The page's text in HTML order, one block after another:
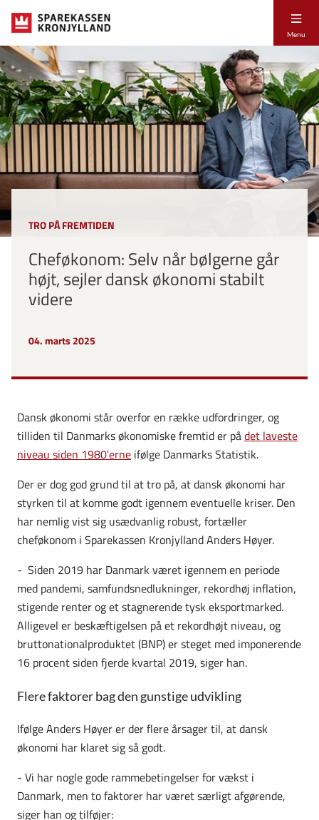
Menu
TRO PÅ FREMTIDEN
Cheføkonom: Selv når bølgerne går
højt, sejler dansk økonomi stabilt
videre
04. marts 2025
Dansk økonomi står overfor en række udfordringer, og
tilliden til Danmarks økonomiske fremtid er pådet laveste
niveau siden 1980'erne ifølge Danmarks Statistik.
Der er dog god grund til at tro på, at dansk økonomi har
styrken til at komme godt igennem eventuelle kriser. Den
har nemlig vist sig usædvanlig robust, fortæller
cheføkonom i Sparekassen Kronjylland Anders Høyer.
- Siden 2019 har Danmark været igennem en periode
med pandemi, samfundsnedlukninger, rekordhøj inflation,
stigende renter og et stagnerende tysk eksportmarked.
Alligevel er beskæftigelsen på et rekordhøjt niveau, og
bruttonationalproduktet (BNP) er steget med imponerende
16 procent siden fjerde kvartal 2019, siger han.
Flere faktorer bag den gunstige udvikling
Ifølge Anders Høyer er der flere årsager til, at dansk
økonomi har klaret sig så godt.
- Vi har nogle gode rammebetingelser for vækst i
Danmark, men to faktorer har været særligt afgørende,
siger han og tilføjer: